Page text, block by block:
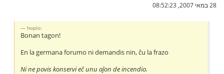
28 במאי 2007, 08:52:23
hoplo:
Bonan tagon!
En la germana forumo ni demandis nin, ĉu la frazo
Ni ne povis konservi eĉ unu aĵon de incendio.